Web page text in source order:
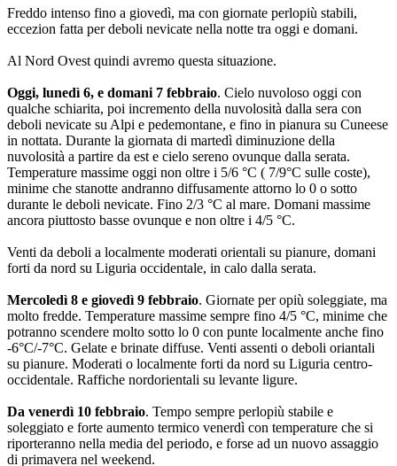
Freddo intenso fino a giovedì, ma con giornate perlopiù stabili,
eccezion fatta per deboli nevicate nella notte tra oggi e domani.
Al Nord Ovest quindi avremo questa situazione.
Oggi, lunedì 6, e domani 7 febbraio. Cielo nuvoloso oggi con
qualche schiarita, poi incremento della nuvolosità dalla sera con
deboli nevicate su Alpi e pedemontane, e fino in pianura su Cuneese
in nottata. Durante la giornata di martedì diminuzione della
nuvolosità a partire da est e cielo sereno ovunque dalla serata.
Temperature massime oggi non oltre i 5/6 °C ( 7/9°C sulle coste),
minime che stanotte andranno diffusamente attorno lo 0 o sotto
durante le deboli nevicate. Fino 2/3 °C al mare. Domani massime
ancora piuttosto basse ovunque e non oltre i 4/5 °C.
Venti da deboli a localmente moderati orientali su pianure, domani
forti da nord su Liguria occidentale, in calo dalla serata.
Mercoledì 8 e giovedì 9 febbraio. Giornate per opiù soleggiate, ma
molto fredde. Temperature massime sempre fino 4/5 °C, minime che
potranno scendere molto sotto lo 0 con punte localmente anche fino
-6°C/-7°C. Gelate e brinate diffuse. Venti assenti o deboli oriantali
su pianure. Moderati o localmente forti da nord su Liguria centro-
occidentale. Raffiche nordorientali su levante ligure.
Da venerdì 10 febbraio. Tempo sempre perlopiù stabile e
soleggiato e forte aumento termico venerdì con temperature che si
riporteranno nella media del periodo, e forse ad un nuovo assaggio
di primavera nel weekend.